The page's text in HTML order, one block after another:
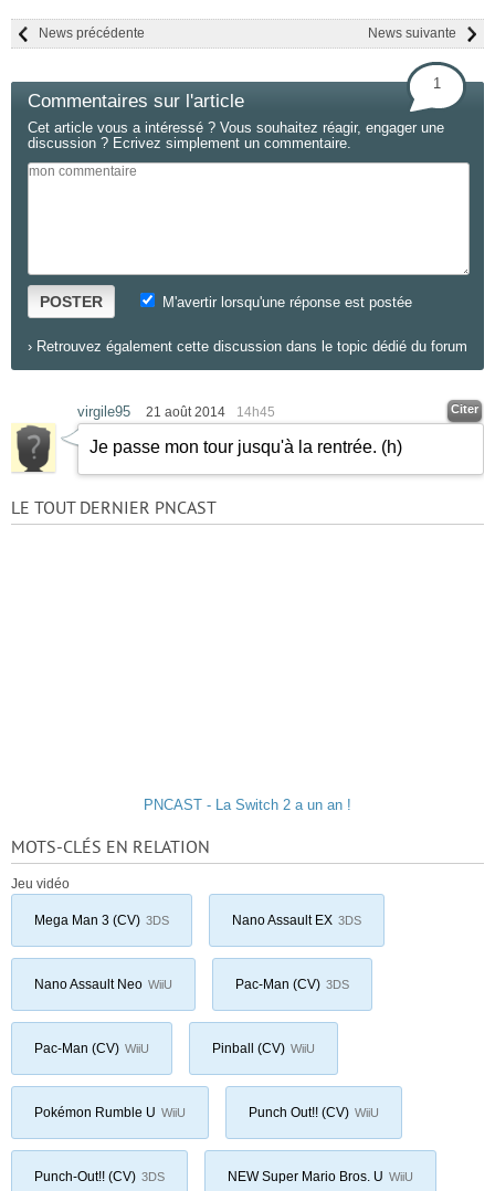
News suivante
News précédente
Commentaires sur l'article
1
Cet article vous a intéressé ? Vous souhaitez réagir, engager une
discussion ? Ecrivez simplement un commentaire.
POSTER M'avertir lorsqu'une réponse est postée
› Retrouvez également cette discussion dans le topic dédié du forum
virgile95 21 août 2014 14h45 Citer
Je passe mon tour jusqu'à la rentrée. (h)
LE TOUT DERNIER PNCAST
PNCAST - La Switch 2 a un an !
MOTS-CLÉS EN RELATION
Jeu vidéo
Mega Man 3 (CV) 3DS Nano Assault EX 3DS
Nano Assault Neo WiiU Pac-Man (CV) 3DS
Pac-Man (CV) WiiU Pinball (CV) WiiU
Pokémon Rumble U WiiU Punch Out!! (CV) WiiU
Punch-Out!! (CV) 3DS NEW Super Mario Bros. U WiiU